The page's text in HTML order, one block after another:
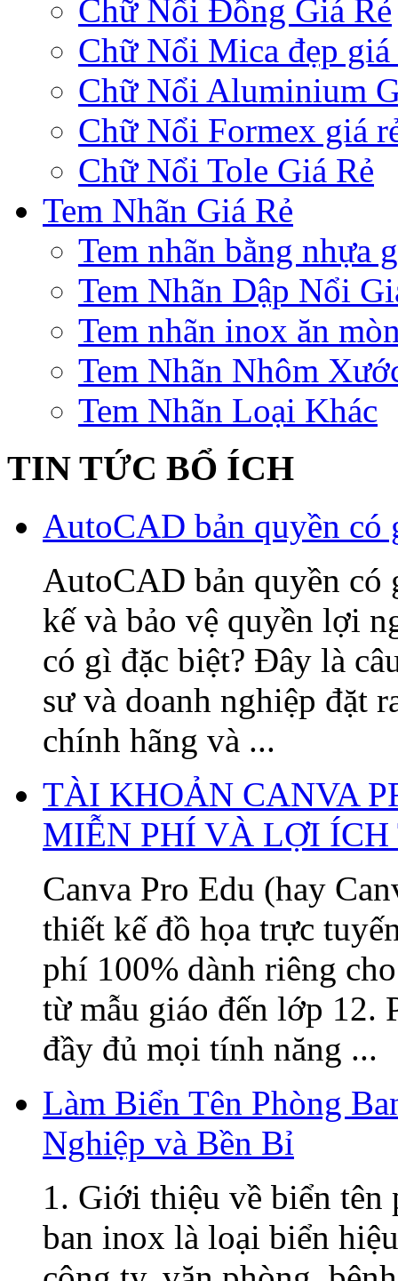
Chữ Nổi Đồng Giá Rẻ
Chữ Nổi Mica đẹp giá
Chữ Nổi Aluminium
Chữ Nổi Formex giá
Chữ Nổi Tole Giá Rẻ
Tem Nhãn Giá Rẻ
Tem nhãn bằng nhựa
Tem Nhãn Dập Nổi
Tem nhãn inox ăn
Tem Nhãn Nhôm
Tem Nhãn Loại Khác
TIN TỨC BỔ ÍCH
AutoCAD bản quyền có
AutoCAD bản quyền có
kế và bảo vệ quyền lợi
có gì đặc biệt? Đây là
sư và doanh nghiệp đặt
chính hãng và ...
TÀI KHOẢN CANVA
MIỄN PHÍ VÀ LỢI
Canva Pro Edu (hay
thiết kế đồ họa trực
phí 100% dành riêng
từ mẫu giáo đến lớp 12.
đầy đủ mọi tính năng ...
Làm Biển Tên Phòng
Nghiệp và Bền Bỉ
1. Giới thiệu về biển tên
ban inox là loại biển